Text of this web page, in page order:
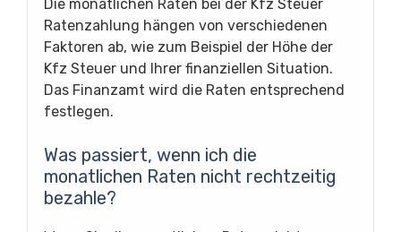
Die monatlichen Raten bei der Kfz Steuer
Ratenzahlung hängen von verschiedenen
Faktoren ab, wie zum Beispiel der Höhe der
Kfz Steuer und Ihrer finanziellen Situation.
Das Finanzamt wird die Raten entsprechend
festlegen.
Was passiert, wenn ich die
monatlichen Raten nicht rechtzeitig
bezahle?